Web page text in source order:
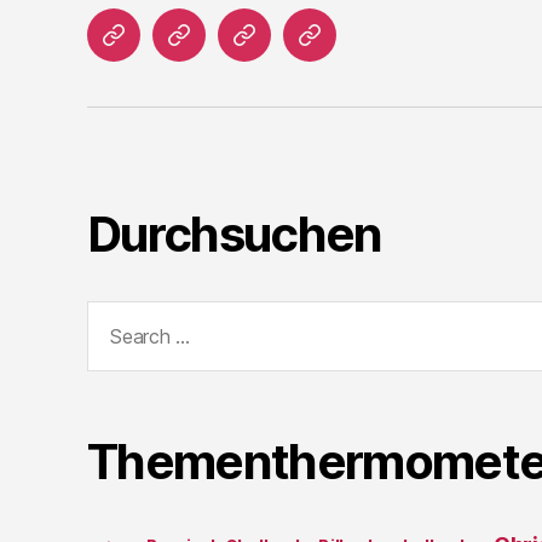
Home LiteraturProsa Impressum
Durchsuchen
for: